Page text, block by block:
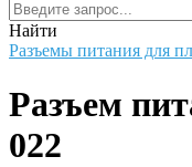
Найти
Разъемы питания для
Разъем
022